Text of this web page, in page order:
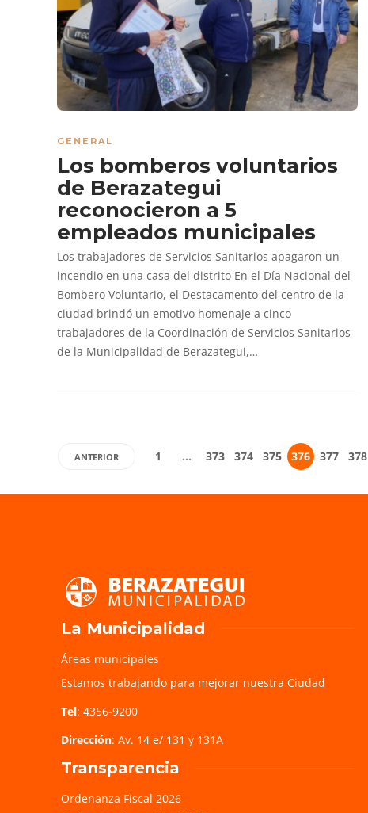
GENERAL
Los bomberos voluntarios
de Berazategui
reconocieron a 5
empleados municipales
Los trabajadores de Servicios Sanitarios apagaron un
incendio en una casa del distrito En el Día Nacional del
Bombero Voluntario, el Destacamento del centro de la
ciudad brindó un emotivo homenaje a cinco
trabajadores de la Coordinación de Servicios Sanitarios
de la Municipalidad de Berazategui,…
ANTERIOR 1 … 373 374 375 376 377 378
La Municipalidad
Áreas municipales
Estamos trabajando para mejorar nuestra Ciudad
Tel: 4356-9200
Dirección: Av. 14 e/ 131 y 131A
Transparencia
Ordenanza Fiscal 2026